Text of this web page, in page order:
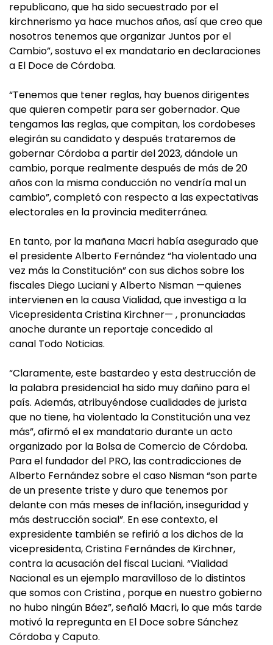
republicano, que ha sido secuestrado por el
kirchnerismo ya hace muchos años, así que creo que
nosotros tenemos que organizar Juntos por el
Cambio”, sostuvo el ex mandatario en declaraciones
a El Doce de Córdoba.
“Tenemos que tener reglas, hay buenos dirigentes
que quieren competir para ser gobernador. Que
tengamos las reglas, que compitan, los cordobeses
elegirán su candidato y después trataremos de
gobernar Córdoba a partir del 2023, dándole un
cambio, porque realmente después de más de 20
años con la misma conducción no vendría mal un
cambio”, completó con respecto a las expectativas
electorales en la provincia mediterránea.
En tanto, por la mañana Macri había asegurado que
el presidente Alberto Fernández “ha violentado una
vez más la Constitución” con sus dichos sobre los
fiscales Diego Luciani y Alberto Nisman —quienes
intervienen en la causa Vialidad, que investiga a la
Vicepresidenta Cristina Kirchner— , pronunciadas
anoche durante un reportaje concedido al
canal Todo Noticias.
“Claramente, este bastardeo y esta destrucción de
la palabra presidencial ha sido muy dañino para el
país. Además, atribuyéndose cualidades de jurista
que no tiene, ha violentado la Constitución una vez
más”, afirmó el ex mandatario durante un acto
organizado por la Bolsa de Comercio de Córdoba.
Para el fundador del PRO, las contradicciones de
Alberto Fernández sobre el caso Nisman “son parte
de un presente triste y duro que tenemos por
delante con más meses de inflación, inseguridad y
más destrucción social”. En ese contexto, el
expresidente también se refirió a los dichos de la
vicepresidenta, Cristina Fernándes de Kirchner,
contra la acusación del fiscal Luciani. “Vialidad
Nacional es un ejemplo maravilloso de lo distintos
que somos con Cristina , porque en nuestro gobierno
no hubo ningún Báez”, señaló Macri, lo que más tarde
motivó la repregunta en El Doce sobre Sánchez
Córdoba y Caputo.